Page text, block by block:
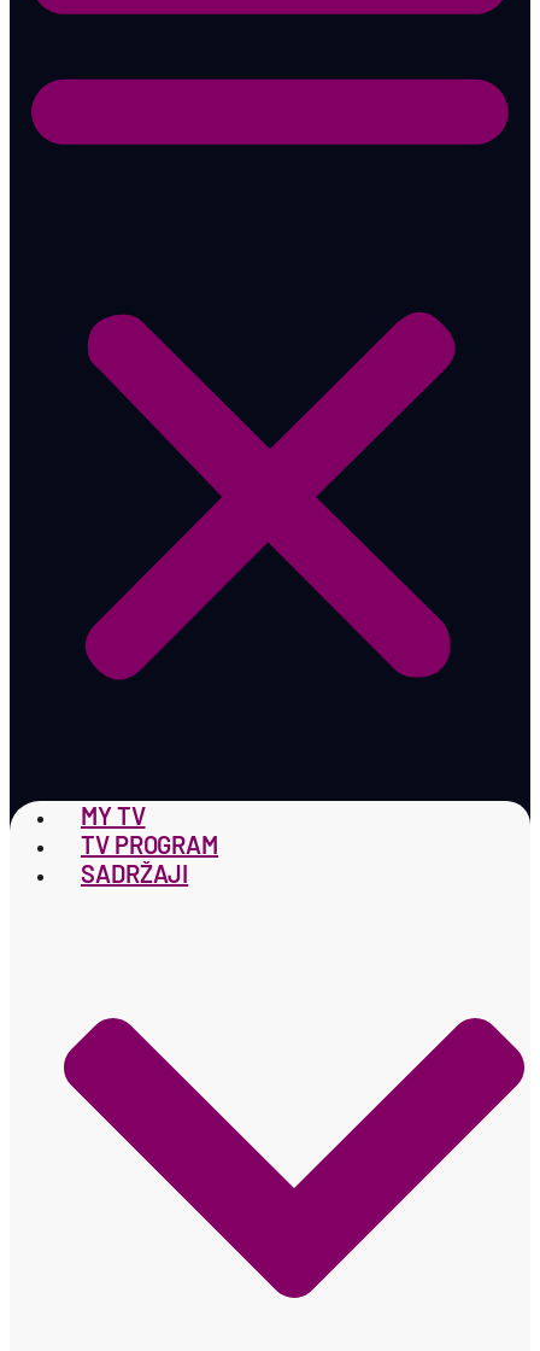
MY TV
TV PROGRAM
SADRŽAJI